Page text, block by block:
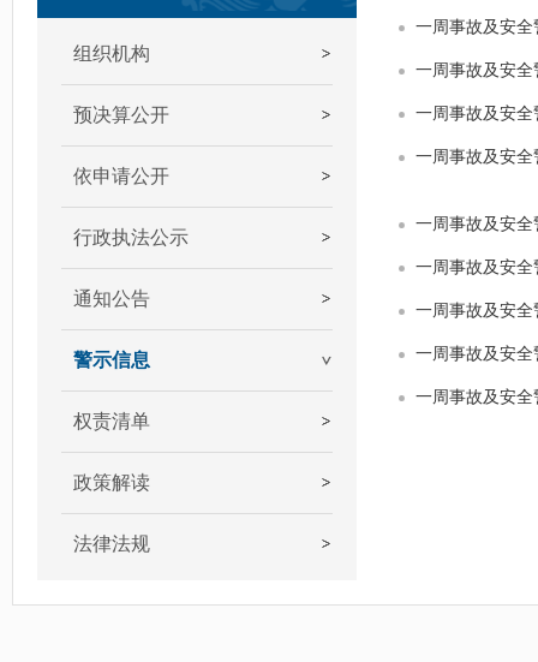
组织机构
预决算公开
依申请公开
行政执法公示
通知公告
警示信息
权责清单
政策解读
法律法规
一周事故及安全
一周事故及安全
一周事故及安全
一周事故及安全
一周事故及安全
一周事故及安全
一周事故及安全
一周事故及安全
一周事故及安全